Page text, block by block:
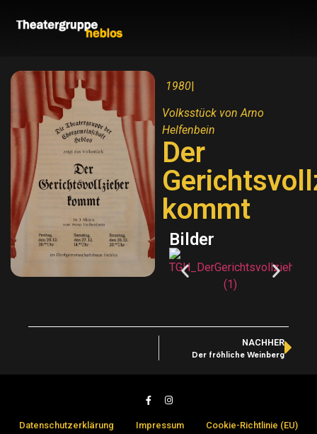
1980|
Volksstück von Arno
Helfenbein
Der
kommt
Bilder
NACHHER
Der fröhliche Weinberg
Datenschutzerklärung Impressum Cookie-Richtlinie (EU)